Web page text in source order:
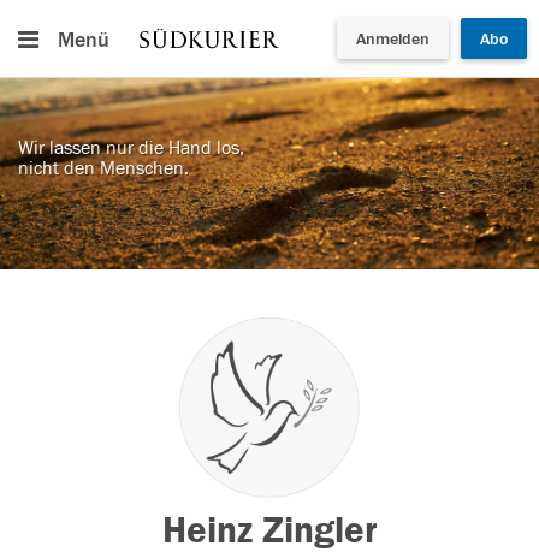
Menü Anmelden Abo
Wir lassen nur die Hand los,
nicht den Menschen.
Heinz Zingler